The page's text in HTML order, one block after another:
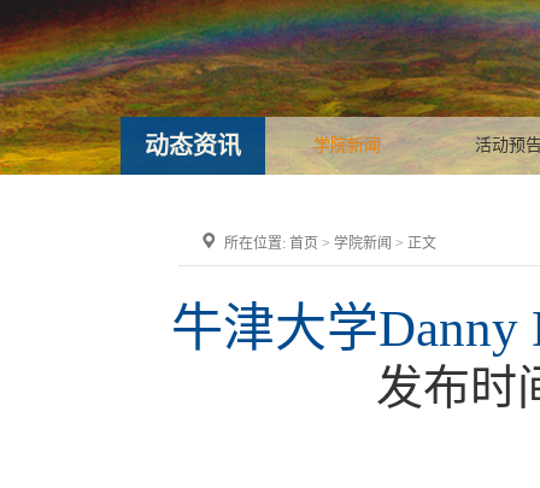
动态资讯 学院新闻 活动预
所在位置: 首页 > 学院新闻 > 正文
牛津大学
发布时